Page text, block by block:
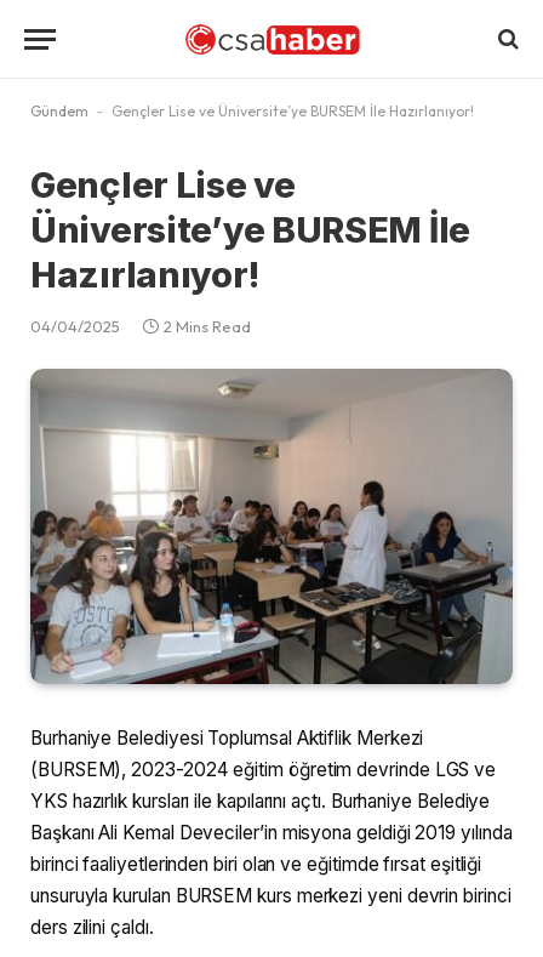
Gündem - Gençler Lise ve Üniversite’ye BURSEM İle Hazırlanıyor!
Gençler Lise ve
Üniversite’ye BURSEM İle
Hazırlanıyor!
04/04/2025 2 Mins Read
Burhaniye Belediyesi Toplumsal Aktiflik Merkezi
(BURSEM), 2023-2024 eğitim öğretim devrinde LGS ve
YKS hazırlık kursları ile kapılarını açtı. Burhaniye Belediye
Başkanı Ali Kemal Deveciler’in misyona geldiği 2019 yılında
birinci faaliyetlerinden biri olan ve eğitimde fırsat eşitliği
unsuruyla kurulan BURSEM kurs merkezi yeni devrin birinci
ders zilini çaldı.